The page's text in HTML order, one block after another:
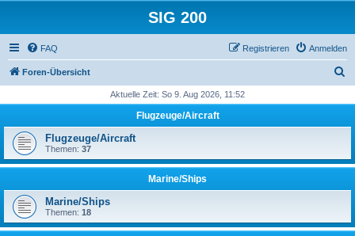
SIG 200
FAQ Anmelden
Registrieren
Foren-Übersicht
h
Aktuelle Zeit: So 9. Aug 2026, 11:52
Flugzeuge/Aircraft
Flugzeuge/Aircraft
Themen: 37
Marine/Ships
Marine/Ships
Themen: 18